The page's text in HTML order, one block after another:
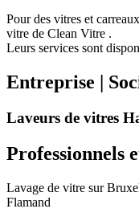
Pour des vitres et
vitre de Clean Vitre .
Leurs services sont
Entreprise |
Laveurs de vitres
Professionnels
Lavage de vitre sur
Flamand